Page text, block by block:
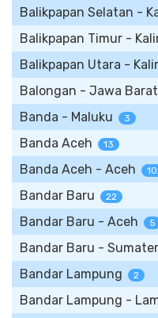
Balikpapan Selatan -
Balikpapan Timur -
Balikpapan Utara -
Balongan - Jawa Barat
Banda - Maluku 3
Banda Aceh 13
Banda Aceh - Aceh
Bandar Baru 22
Bandar Baru - Aceh 5
Bandar Baru -
Bandar Lampung 2
Bandar Lampung -